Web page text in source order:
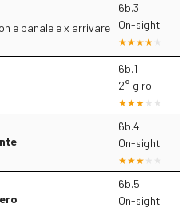
e banale e x arrivare
6b.3
On-sight
6b.1
2° giro
6b.4
On-sight
6b.5
On-sight